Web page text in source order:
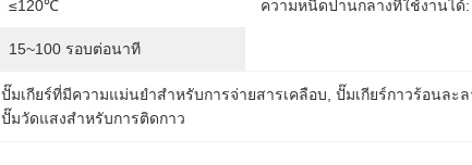
≤120℃ ความหนืดปานกลางที่ใช้งานได้:
15~100 รอบต่อนาที
ปั๊มเกียร์ที่มีความแม่นยำสำหรับการจ่ายสารเคลือบ , ปั๊มเกียร์กาวร้อนละล
ปั๊มวัดแสงสำหรับการติดกาว